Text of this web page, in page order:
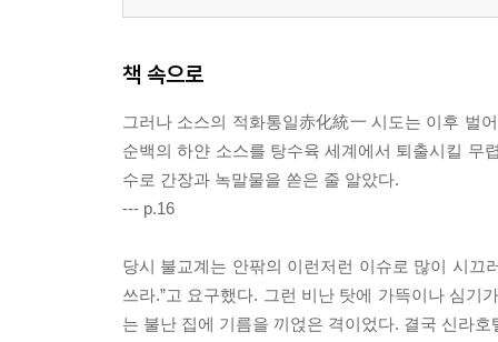
책 속으로
그러나 소스의 적화통일赤化統一 시도는 이후 벌
순백의 하얀 소스를 탕수육 세계에서 퇴출시킬 무
수로 간장과 녹말물을 쏟은 줄 알았다.
--- p.16
당시 불교계는 안팎의 이런저런 이슈로 많이 시끄
쓰라.”고 요구했다. 그런 비난 탓에 가뜩이나 심기
는 불난 집에 기름을 끼얹은 격이었다. 결국 신라